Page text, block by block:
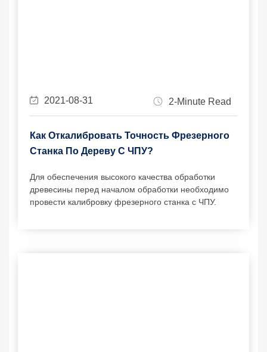
2021-08-31 2-Minute Read
Как Откалибровать Точность Фрезерного
Станка По Дереву С ЧПУ?
Для обеспечения высокого качества обработки
древесины перед началом обработки необходимо
провести калибровку фрезерного станка с ЧПУ.